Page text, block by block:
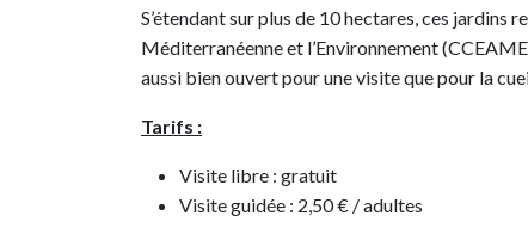
S’étendant sur plus de 10 hectares, ces jardins
Méditerranéenne et l’Environnement
aussi bien ouvert pour une visite que pour la
Tarifs :
Visite libre : gratuit
Visite guidée : 2,50 € / adultes